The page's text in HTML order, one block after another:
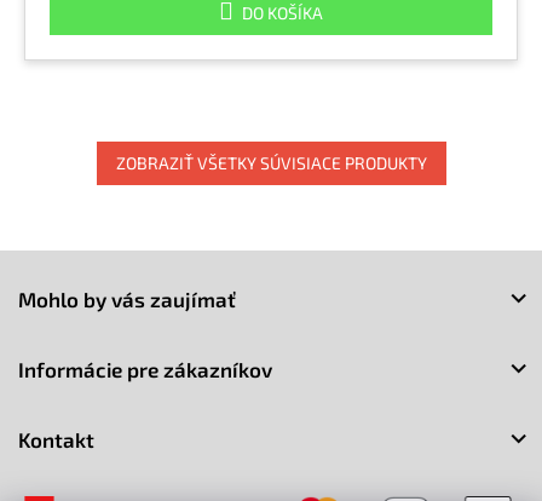
DO KOŠÍKA
ZOBRAZIŤ VŠETKY SÚVISIACE PRODUKTY
Mohlo by vás zaujímať
Informácie pre zákazníkov
Kontakt